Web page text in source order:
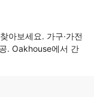
아보세요. 가구·가전
. Oakhouse에서 간